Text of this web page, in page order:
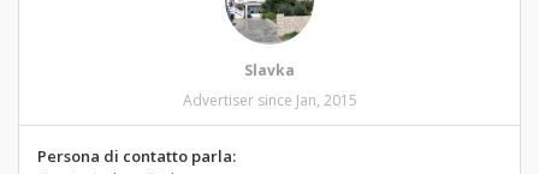
Slavka
Advertiser since Jan, 2015
Persona di contatto parla: